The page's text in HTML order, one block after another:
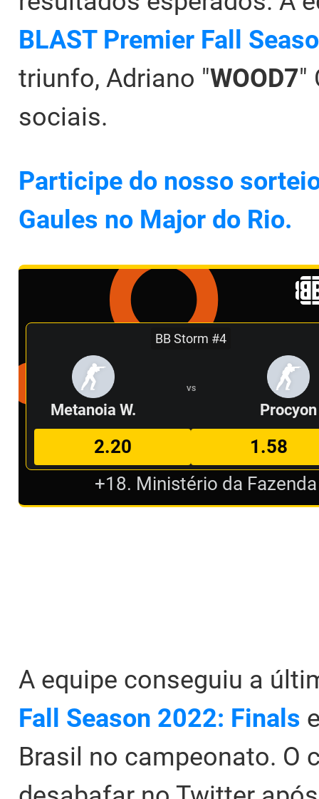
BLAST Premier Fall
triunfo, Adriano "WOOD7"
sociais.
Participe do nosso
Gaules no Major do Rio.
BB Storm #4
Metanoia W.
VS
Procyon
2.20
1.58
+18. Ministério da
A equipe conseguiu a
Fall Season 2022: Finals
Brasil no campeonato. O